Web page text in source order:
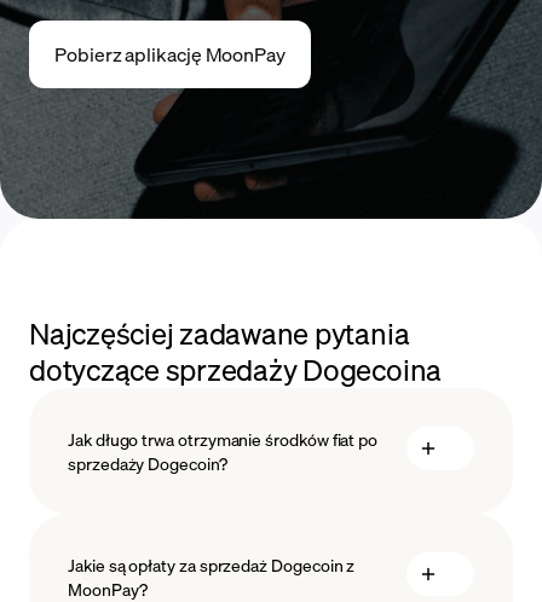
Pobierz aplikację MoonPay
Najczęściej zadawane pytania
dotyczące sprzedaży Dogecoina
Jak długo trwa otrzymanie środków fiat po
sprzedaży Dogecoin?
Jakie są opłaty za sprzedaż Dogecoin z
MoonPay?